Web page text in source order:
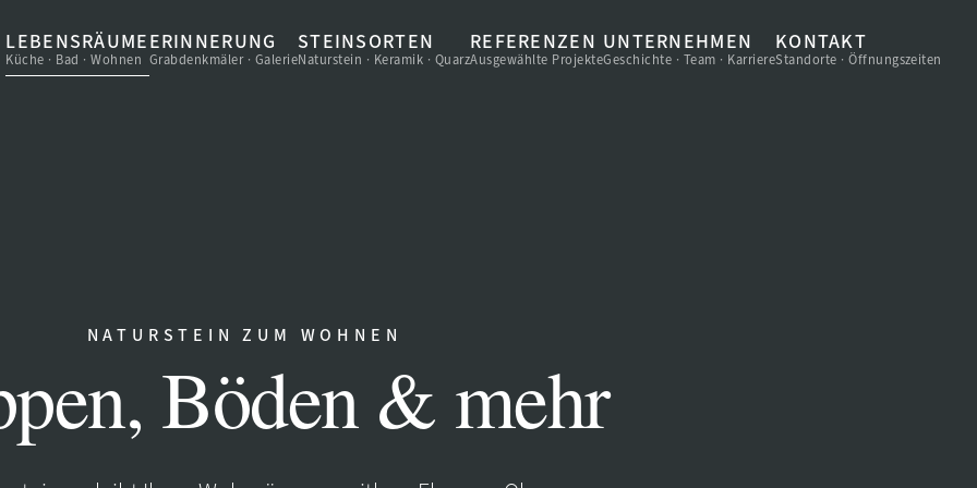
LEBENSRÄUME
Küche · Bad · Wohnen
ERINNERUNG
Grabdenkmäler · Galerie
STEINSORTEN
Naturstein · Keramik · Quarz
REFERENZEN
Ausgewählte Projekte
UNTERNEHMEN
Geschichte · Team · Karriere
KONTAKT
Standorte · Öffnungszeiten
NATURSTEIN ZUM WOHNEN
Böden & mehr